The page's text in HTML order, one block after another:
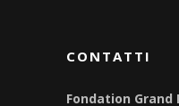
CONTATTI
Fondation Grand